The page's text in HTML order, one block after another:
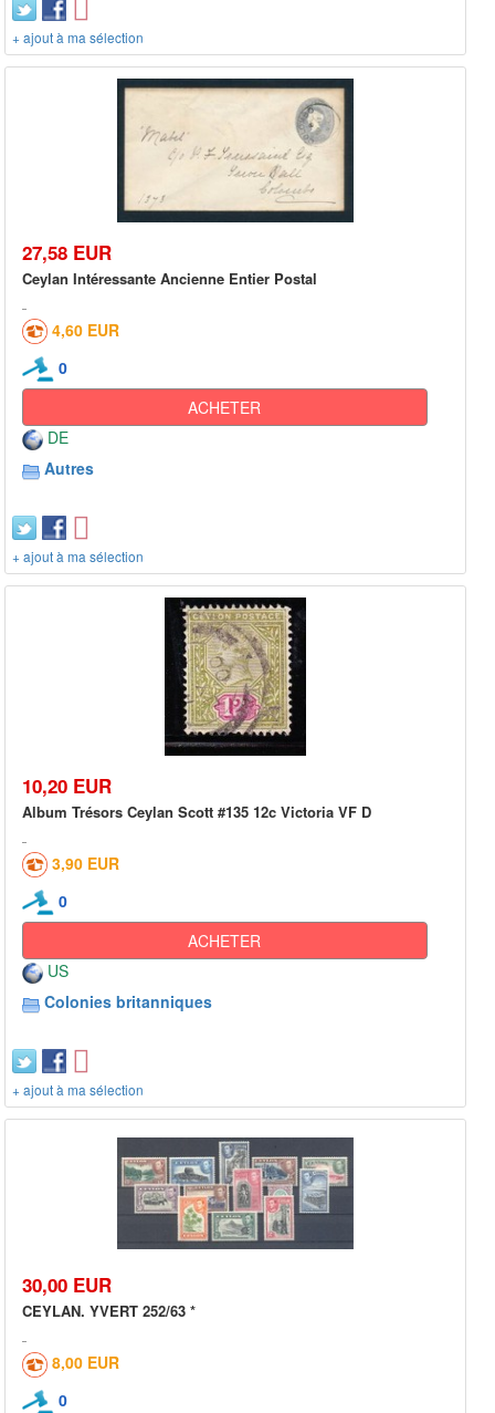
+ ajout à ma sélection
27,58 EUR
Ceylan Intéressante Ancienne Entier Postal
4,60 EUR
0
ACHETER
DE
Autres
+ ajout à ma sélection
10,20 EUR
Album Trésors Ceylan Scott #135 12c Victoria VF D
3,90 EUR
0
ACHETER
US
Colonies britanniques
+ ajout à ma sélection
30,00 EUR
CEYLAN. YVERT 252/63 *
8,00 EUR
0